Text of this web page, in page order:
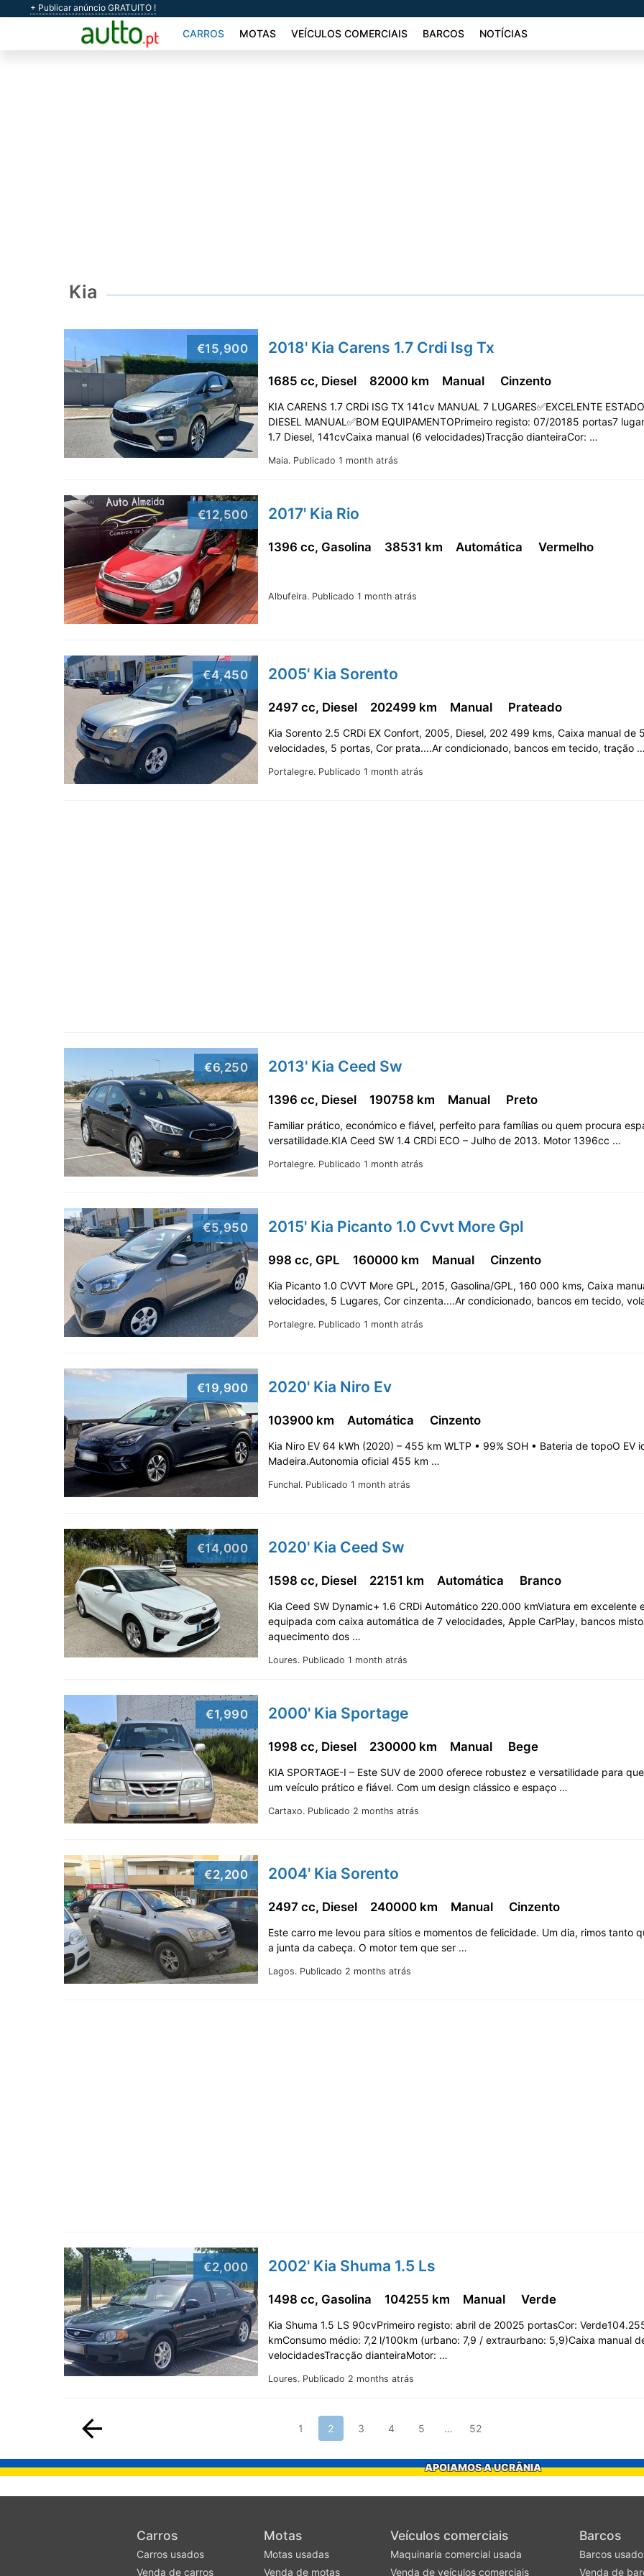
+ Publicar anúncio GRATUITO !
CARROS MOTAS VEÍCULOS COMERCIAIS BARCOS NOTÍCIAS
Kia
€15,900 2018' Kia Carens 1.7 Crdi Isg Tx
Maia. Publicado 1 month atrás
1685 cc, Diesel 82000 km Manual Cinzento
KIA CARENS 1.7 CRDi ISG TX 141cv MANUAL 7 LUGARES✅EXCELENTE
DIESEL MANUAL✅BOM EQUIPAMENTOPrimeiro registo: 07/20185 portas7
1.7 Diesel, 141cvCaixa manual (6 velocidades)Tracção dianteiraCor: …
€12,500 2017' Kia Rio
Albufeira. Publicado 1 month atrás
1396 cc, Gasolina 38531 km Automática Vermelho
€4,450 2005' Kia Sorento
Portalegre. Publicado 1 month atrás
2497 cc, Diesel 202499 km Manual Prateado
Kia Sorento 2.5 CRDi EX Confort, 2005, Diesel, 202 499 kms, Caixa manual de
velocidades, 5 portas, Cor prata....Ar condicionado, bancos em tecido, tração
€6,250 2013' Kia Ceed Sw
Portalegre. Publicado 1 month atrás
1396 cc, Diesel 190758 km Manual Preto
Familiar prático, económico e fiável, perfeito para famílias ou quem procura
versatilidade.KIA Ceed SW 1.4 CRDi ECO – Julho de 2013. Motor 1396cc …
€5,950 2015' Kia Picanto 1.0 Cvvt More Gpl
Portalegre. Publicado 1 month atrás
998 cc, GPL 160000 km Manual Cinzento
Kia Picanto 1.0 CVVT More GPL, 2015, Gasolina/GPL, 160 000 kms, Caixa
velocidades, 5 Lugares, Cor cinzenta....Ar condicionado, bancos em tecido,
€19,900 2020' Kia Niro Ev
Funchal. Publicado 1 month atrás
103900 km Automática Cinzento
Kia Niro EV 64 kWh (2020) – 455 km WLTP • 99% SOH • Bateria de topoO EV
Madeira.Autonomia oficial 455 km …
€14,000 2020' Kia Ceed Sw
Loures. Publicado 1 month atrás
1598 cc, Diesel 22151 km Automática Branco
Kia Ceed SW Dynamic+ 1.6 CRDi Automático 220.000 kmViatura em excelente
equipada com caixa automática de 7 velocidades, Apple CarPlay, bancos
aquecimento dos …
€1,990 2000' Kia Sportage
Cartaxo. Publicado 2 months atrás
1998 cc, Diesel 230000 km Manual Bege
KIA SPORTAGE-I – Este SUV de 2000 oferece robustez e versatilidade para
um veículo prático e fiável. Com um design clássico e espaço …
€2,200 2004' Kia Sorento
Lagos. Publicado 2 months atrás
2497 cc, Diesel 240000 km Manual Cinzento
Este carro me levou para sítios e momentos de felicidade. Um dia, rimos tanto
a junta da cabeça. O motor tem que ser …
€2,000 2002' Kia Shuma 1.5 Ls
Loures. Publicado 2 months atrás
1498 cc, Gasolina 104255 km Manual Verde
Kia Shuma 1.5 LS 90cvPrimeiro registo: abril de 20025 portasCor:
kmConsumo médio: 7,2 l/100km (urbano: 7,9 / extraurbano: 5,9)Caixa manual
velocidadesTracção dianteiraMotor: …
1 2 3 4 5 … 52
APOIAMOS A UCRÂNIA
Carros
Carros usados
Venda de carros
Motas
Motas usadas
Venda de motas
Veículos comerciais
Maquinaria comercial usada
Venda de veículos comerciais
Barcos
Barcos
Venda de